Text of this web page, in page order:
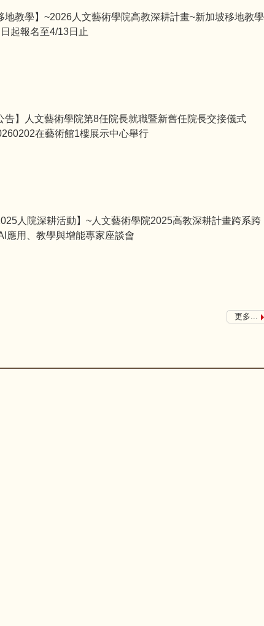
地教學】~2026人文藝術學院高教深耕計畫~新加坡移地教學
起報名至4/13日止
告】人文藝術學院第8任院長就職暨新舊任院長交接儀式
在藝術館1樓展示中心舉行
人院深耕活動】~人文藝術學院2025高教深耕計畫跨系跨
應用、教學與增能專家座談會
更多...